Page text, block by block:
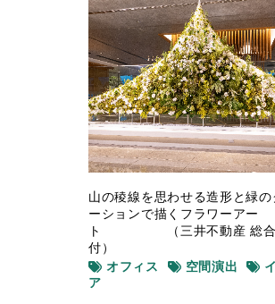
山の稜線を思わせる造形と緑
ーションで描くフラワーアー
ト （三井不動産 総合
付）
オフィス
空間演出
ア